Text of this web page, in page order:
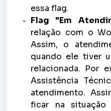
essa flag.
Flag "Em
relação com o
Assim, o
quando ele tiver
relacionada. Por
Assistência
atendimento.
ficar na situação